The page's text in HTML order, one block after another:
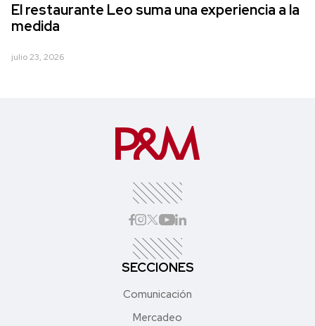
El restaurante Leo suma una experiencia a la
medida
julio 23, 2026
SECCIONES
Comunicación
Mercadeo